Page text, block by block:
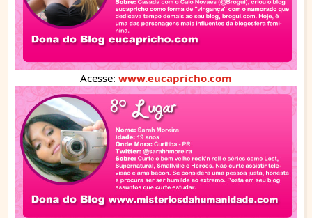
Acesse: www.eucapricho.com